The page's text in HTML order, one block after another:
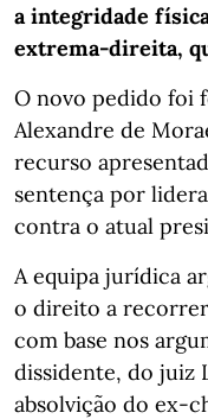
a integridade
extrema-direita,
O novo pedido foi
Alexandre de
recurso
sentença por
contra o atual
A equipa jurídica
o direito a recorrer
com base nos
dissidente, do juiz
absolvição do ex-